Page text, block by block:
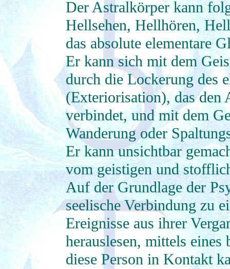
Der Astralkörper kann
Hellsehen, Hellhören,
das absolute elementare
Er kann sich mit dem
durch die Lockerung des
(Exteriorisation), das den
verbindet, und mit dem
Wanderung oder
Er kann unsichtbar
vom geistigen und
Auf der Grundlage der
seelische Verbindung zu
Ereignisse aus ihrer
herauslesen, mittels eines
diese Person in Kontakt